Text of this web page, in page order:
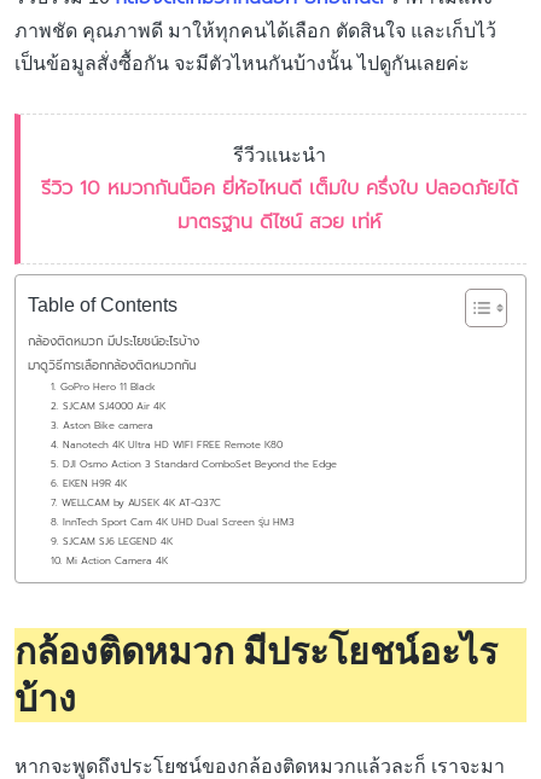
ภาพชัด คุณภาพดี มาให้ทุกคนได้เลือก ตัดสินใจ และเก็บไว้
เป็นข้อมูลสั่งซื้อกัน จะมีตัวไหนกันบ้างนั้น ไปดูกันเลยค่ะ
รีวีวแนะนำ
รีวิว 10 หมวกกันน็อค ยี่ห้อไหนดี เต็มใบ ครึ่งใบ ปลอดภัยได้
มาตรฐาน ดีไซน์ สวย เท่ห์
Table of Contents
กล้องติดหมวก มีประโยชน์อะไรบ้าง
มาดูวิธีการเลือกกล้องติดหมวกกัน
1. GoPro Hero 11 Black
2. SJCAM SJ4000 Air 4K
3. Aston Bike camera
4. Nanotech 4K Ultra HD WIFI FREE Remote K80
5. DJI Osmo Action 3 Standard ComboSet Beyond the Edge
6. EKEN H9R 4K
7. WELLCAM by AUSEK 4K AT-Q37C
8. InnTech Sport Cam 4K UHD Dual Screen รุ่น HM3
9. SJCAM SJ6 LEGEND 4K
10. Mi Action Camera 4K
กล้องติดหมวก มีประโยชน์อะไร
บ้าง
หากจะพูดถึงประโยชน์ของกล้องติดหมวกแล้วละก็ เราจะมา